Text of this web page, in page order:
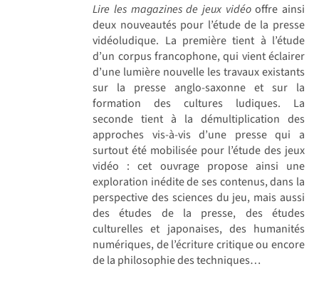
Lire les magazines de jeux vidéooffre ainsi
deux nouveautés pour l’étude de la presse
vidéoludique. La première tient à l’étude
d’un corpus francophone, qui vient éclairer
d’une lumière nouvelle les travaux existants
sur la presse anglo-saxonne et sur la
formation des cultures ludiques. La
seconde tient à la démultiplication des
approches vis-à-vis d’une presse qui a
surtout été mobilisée pour l’étude des jeux
vidéo : cet ouvrage propose ainsi une
exploration inédite de ses contenus, dans la
perspective des sciences du jeu, mais aussi
des études de la presse, des études
culturelles et japonaises, des humanités
numériques, de l’écriture critique ou encore
de la philosophie des techniques…